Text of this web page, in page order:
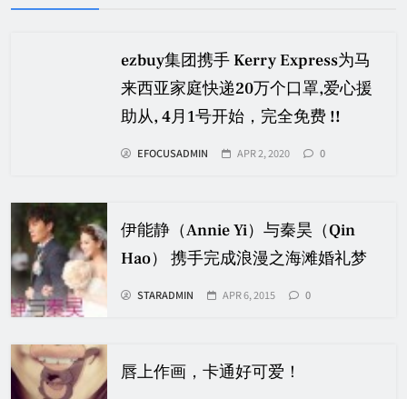
ezbuy集团携手 Kerry Express为马
来西亚家庭快递20万个口罩,爱心援
助从, 4月1号开始，完全免费 !!
EFOCUSADMIN APR 2, 2020 0
伊能静（Annie Yi）与秦昊（Qin
Hao） 携手完成浪漫之海滩婚礼梦
STARADMIN APR 6, 2015 0
唇上作画，卡通好可爱！